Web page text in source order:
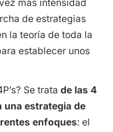
más intensidad
de estrategias
la teoría de toda la
establecer unos
Se trata de las 4
una estrategia de
enfoques: el